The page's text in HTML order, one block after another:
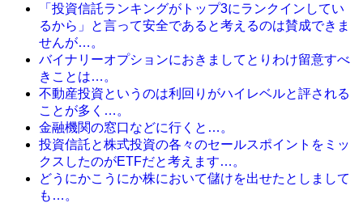
「投資信託ランキングがトップ3にランクインしてい
るから」と言って安全であると考えるのは賛成できま
せんが…。
バイナリーオプションにおきましてとりわけ留意すべ
きことは…。
不動産投資というのは利回りがハイレベルと評される
ことが多く…。
金融機関の窓口などに行くと…。
投資信託と株式投資の各々のセールスポイントをミッ
クスしたのがETFだと考えます…。
どうにかこうにか株において儲けを出せたとしまして
も…。